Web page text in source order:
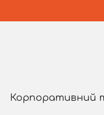
Корпоративний